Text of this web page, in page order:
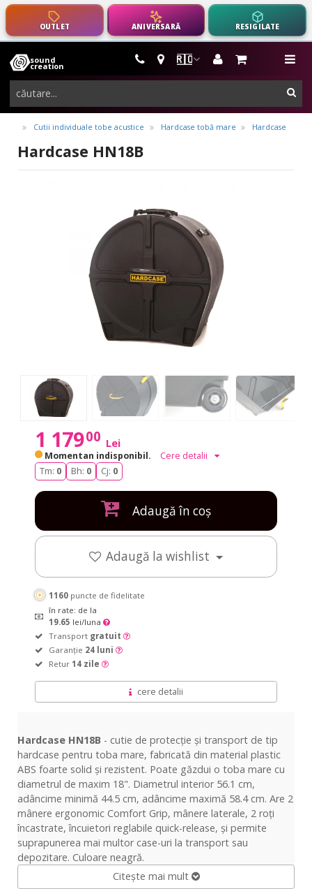
OUTLET ANIVERSARĂ RESIGILATE
🇷🇴
sound
creation
instrumente
muzicale,
echipamente
pro-
audio
Cutii individuale tobe acustice Hardcase tobă mare Hardcase
Hardcase HN18B
1 17900 Lei
Momentan indisponibil.
Cere detalii
Tm: 0 Bh: 0 Cj: 0
Adaugă în coș
Adaugă la wishlist
1160 puncte de fidelitate
în rate: de la
19.65 lei/luna
Transport gratuit
Garanție 24 luni
Retur 14 zile
cere detalii
Hardcase HN18B - cutie de protecție și transport de tip
hardcase pentru toba mare, fabricată din material plastic
ABS foarte solid și rezistent. Poate găzdui o toba mare cu
diametrul de maxim 18". Diametrul interior 56.1 cm,
adâncime minimă 44.5 cm, adâncime maximă 58.4 cm. Are 2
mânere ergonomic Comfort Grip, mânere laterale, 2 roți
încastrate, încuietori reglabile quick-release, și permite
suprapunerea mai multor case-uri la transport sau
depozitare. Culoare neagră.
Citește mai mult